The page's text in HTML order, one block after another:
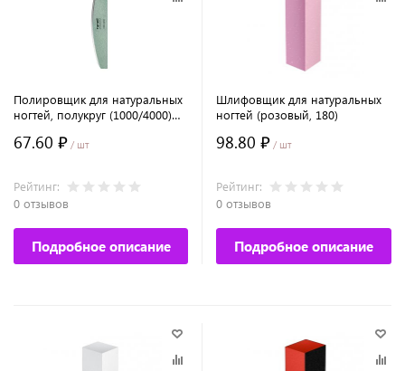
Полировщик для натуральных
ногтей, полукруг (1000/4000)
67.60 ₽ / шт
Рейтинг:
0 отзывов
Подробное описание
Шлифовщик для натуральных
ногтей (розовый, 180)
98.80 ₽ / шт
Рейтинг:
0 отзывов
Подробное описание